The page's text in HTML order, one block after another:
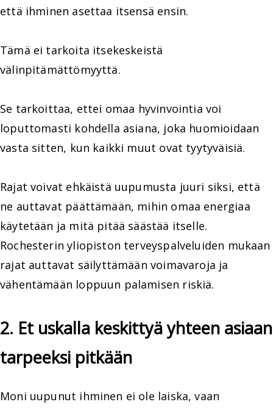
että ihminen asettaa itsensä ensin.
Tämä ei tarkoita itsekeskeistä
välinpitämättömyyttä.
Se tarkoittaa, ettei omaa hyvinvointia voi
loputtomasti kohdella asiana, joka huomioidaan
vasta sitten, kun kaikki muut ovat tyytyväisiä.
Rajat voivat ehkäistä uupumusta juuri siksi, että
ne auttavat päättämään, mihin omaa energiaa
käytetään ja mitä pitää säästää itselle.
Rochesterin yliopiston terveyspalveluiden mukaan
rajat auttavat säilyttämään voimavaroja ja
vähentämään loppuun palamisen riskiä.
2. Et uskalla keskittyä yhteen asiaan
tarpeeksi pitkään
Moni uupunut ihminen ei ole laiska, vaan